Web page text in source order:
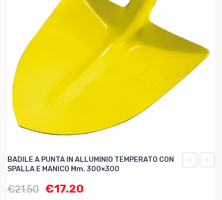
BADILE A PUNTA IN ALLUMINIO TEMPERATO CON
SPALLA E MANICO Mm. 300×300
€21.50 €17.20